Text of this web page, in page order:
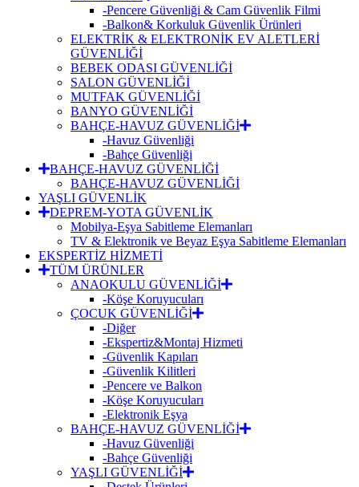
-Pencere Güvenliği & Cam Güvenlik Filmi
-Balkon& Korkuluk Güvenlik Ürünleri
ELEKTRİK & ELEKTRONİK EV ALETLERİ
GÜVENLİĞİ
BEBEK ODASI GÜVENLİĞİ
SALON GÜVENLİĞİ
MUTFAK GÜVENLİĞİ
BANYO GÜVENLİĞİ
BAHÇE-HAVUZ GÜVENLİĞİ
-Havuz Güvenliği
-Bahçe Güvenliği
BAHÇE-HAVUZ GÜVENLİĞİ
BAHÇE-HAVUZ GÜVENLİĞİ
YAŞLI GÜVENLİK
DEPREM-YOTA GÜVENLİK
Mobilya-Eşya Sabitleme Elemanları
TV & Elektronik ve Beyaz Eşya Sabitleme Elemanları
EKSPERTİZ HİZMETİ
TÜM ÜRÜNLER
ANAOKULU GÜVENLİĞİ
-Köşe Koruyucuları
ÇOCUK GÜVENLİĞİ
-Diğer
-Ekspertiz&Montaj Hizmeti
-Güvenlik Kapıları
-Güvenlik Kilitleri
-Pencere ve Balkon
-Köşe Koruyucuları
-Elektronik Eşya
BAHÇE-HAVUZ GÜVENLİĞİ
-Havuz Güvenliği
-Bahçe Güvenliği
YAŞLI GÜVENLİĞİ